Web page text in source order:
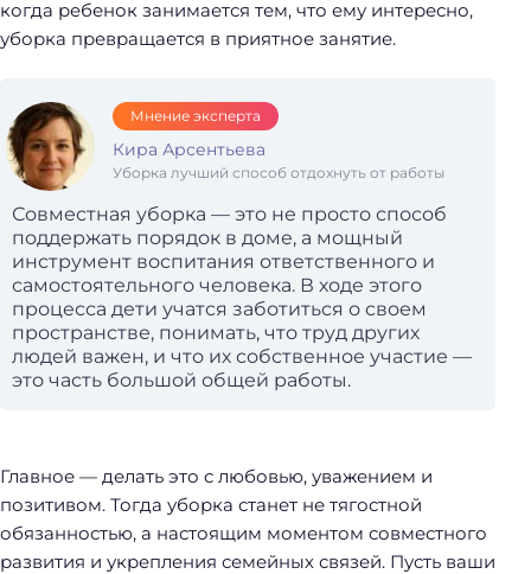
когда ребенок занимается тем, что ему интересно,
уборка превращается в приятное занятие.
Мнение эксперта
Кира Арсентьева
Уборка лучший способ отдохнуть от работы
Совместная уборка — это не просто способ
поддержать порядок в доме, а мощный
инструмент воспитания ответственного и
самостоятельного человека. В ходе этого
процесса дети учатся заботиться о своем
пространстве, понимать, что труд других
людей важен, и что их собственное участие —
это часть большой общей работы.
Главное — делать это с любовью, уважением и
позитивом. Тогда уборка станет не тягостной
обязанностью, а настоящим моментом совместного
развития и укрепления семейных связей. Пусть ваши
й
т
и
: